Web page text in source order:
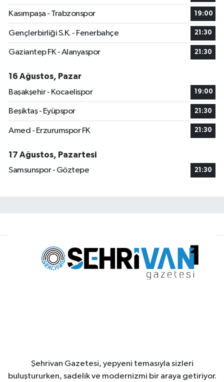
Kasımpaşa - Trabzonspor 19:00
Gençlerbirliği S.K. - Fenerbahçe 21:30
Gaziantep FK - Alanyaspor 21:30
16 Ağustos, Pazar
Başakşehir - Kocaelispor
19:00
Beşiktaş - Eyüpspor 21:30
Amed - Erzurumspor FK 21:30
17 Ağustos, Pazartesi
Samsunspor - Göztepe
21:30
Şehrivan Gazetesi, yepyeni temasıyla sizleri
buluştururken, sadelik ve modernizmi bir araya getiriyor.